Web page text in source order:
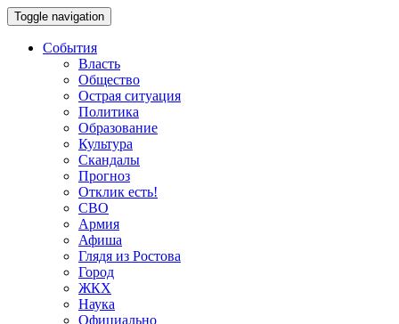
Toggle navigation
События
Власть
Общество
Острая ситуация
Политика
Образование
Культура
Скандалы
Прогноз
Отклик есть!
СВО
Армия
Афиша
Глядя из Ростова
Город
ЖКХ
Наука
Официально